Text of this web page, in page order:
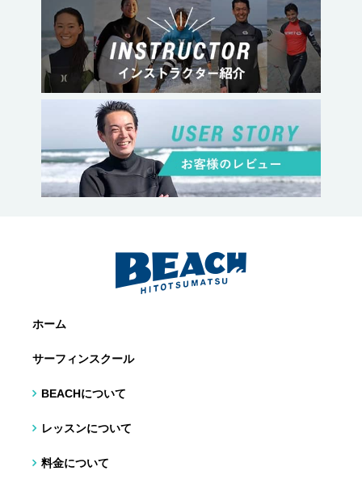
ホーム
サーフィンスクール
BEACHについて
レッスンについて
料金について